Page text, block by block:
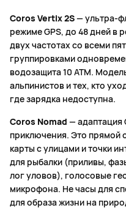
Coros Vertix 2S— ультра-
режиме GPS, до 48 дней в
двух частотах со всеми
группировками
водозащита 10 ATM.
альпинистов и тех, кто
где зарядка недоступна.
Coros Nomad — адаптация
приключения. Это прямой
карты с улицами и точки
для рыбалки (приливы,
лог уловов), голосовые
микрофона. Не часы для
для образа жизни на